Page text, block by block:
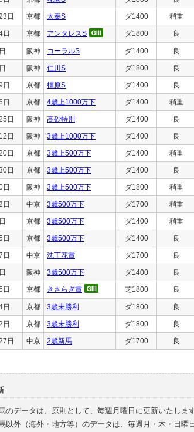
日 京都 太秦S ダ1400 稍重
日 京都 アンタレスS ダ1800 良
阪神 コーラルS ダ1400 良
阪神 仁川S ダ1800 良
日 京都 橿原S ダ1400 良
日 京都 4歳上1000万下 ダ1400 稍重
日 阪神 高砂特別 ダ1400 良
日 阪神 3歳上1000万下 ダ1400 良
日 京都 3歳上500万下 ダ1400 稍重
日 京都 3歳上500万下 ダ1400 良
日 阪神 3歳上500万下 ダ1800 稍重
日 中京 3歳500万下 ダ1700 稍重
京都 3歳500万下 ダ1400 稍重
日 京都 3歳500万下 ダ1400 良
日 中京 沈丁花賞 ダ1700 良
阪神 3歳500万下 ダ1400 良
日 京都 きさらぎ賞 芝1800 良
日 京都 3歳未勝利 ダ1800 良
日 京都 3歳未勝利 ダ1800 良
日 中京 2歳新馬 ダ1700 良
のデータは、原則として、毎週月曜日に更新いたします
以外（海外・地方等）のデータは、毎週月・木・日曜